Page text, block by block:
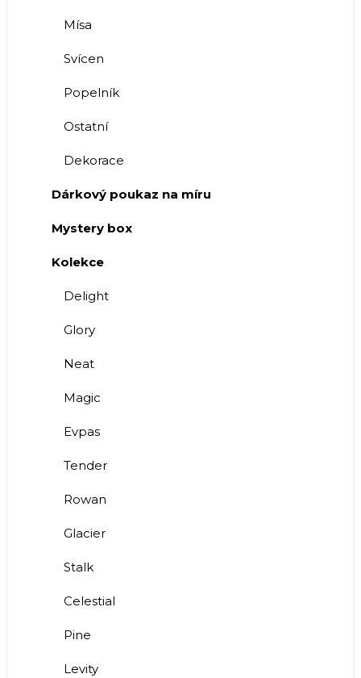
Mísa
Svícen
Popelník
Ostatní
Dekorace
Dárkový poukaz na míru
Mystery box
Kolekce
Delight
Glory
Neat
Magic
Evpas
Tender
Rowan
Glacier
Stalk
Celestial
Pine
Levity